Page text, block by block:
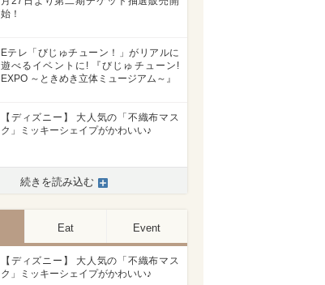
始！
Eテレ「びじゅチューン！」がリアルに
遊べるイベントに! 『びじゅチューン!
EXPO ～ときめき立体ミュージアム～』
【ディズニー】 大人気の「不織布マス
ク」ミッキーシェイプがかわいい♪
続きを読み込む
Eat Event
【ディズニー】 大人気の「不織布マス
ク」ミッキーシェイプがかわいい♪